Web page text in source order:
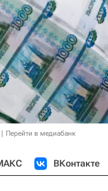
Перейти в медиабанк
ВКонтакте